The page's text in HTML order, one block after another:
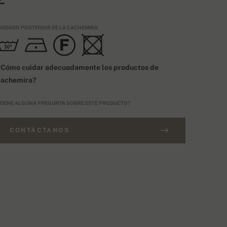
POSTERIOR DE LA CACHEMIRA
cuidar adecuadamente los productos de
ALGUNA PREGUNTA SOBRE ESTE PRODUCTO?
CONTÁCTANOS